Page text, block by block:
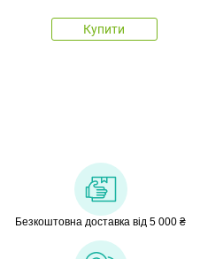
Купити
Безкоштовна доставка від 5 000 ₴